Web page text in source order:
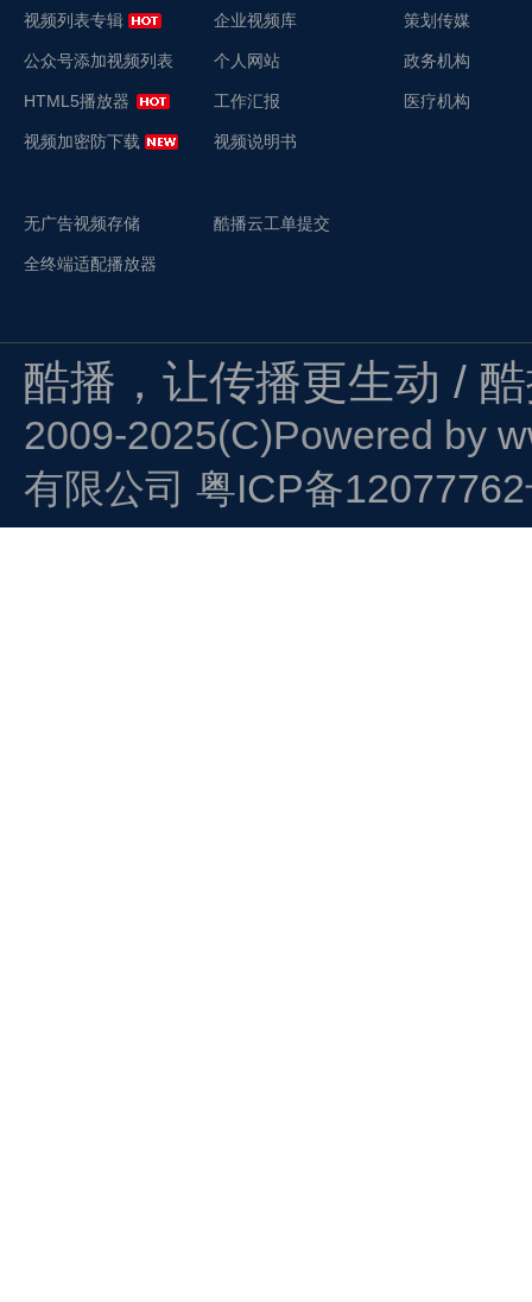
视频列表专辑
公众号添加视频列表
HTML5播放器
视频加密防下载
无广告视频存储
全终端适配播放器
企业视频库
个人网站
工作汇报
视频说明书
酷播云工单提交
策划传媒
政务机构
医疗机构
酷播，让传播更生动 /
2009-2025(C)Powered by
有限公司 粤ICP备